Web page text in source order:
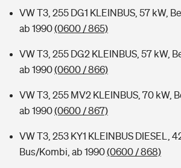
VW T3, 255 DG1 KLEINBUS, 57 kW,
ab 1990(0600 / 865)
VW T3, 255 DG2 KLEINBUS, 57 kW,
ab 1990(0600 / 866)
VW T3, 255 MV2 KLEINBUS, 70 kW,
ab 1990(0600 / 867)
VW T3, 253 KY1 KLEINBUS DIESEL,
Bus/Kombi, ab 1990(0600 / 868)